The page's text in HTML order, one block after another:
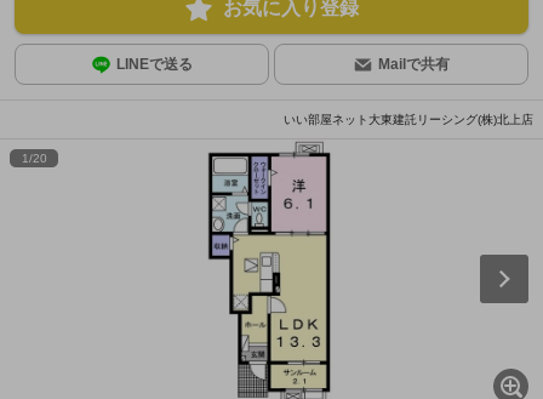
お気に入り登録
LINEで送る Mailで共有
いい部屋ネット大東建託リーシング(株)北上店
1/20